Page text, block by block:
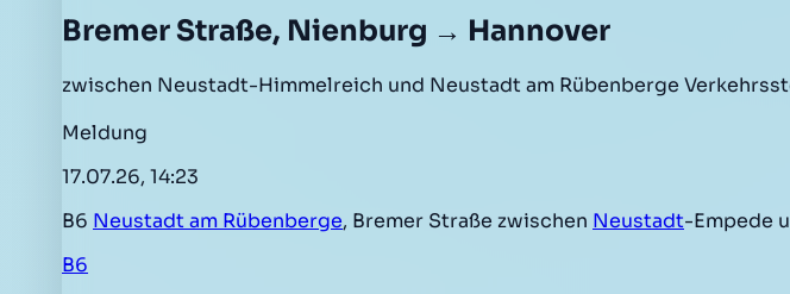
Bremer Straße, Nienburg → Hannover
zwischen Neustadt-Himmelreich und Neustadt am Rübenberge
Meldung
17.07.26, 14:23
B6 Neustadt am Rübenberge, Bremer Straße zwischen Neustadt-Empede
B6